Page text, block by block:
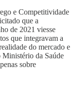
e Competitividade
que a
de 2021 viesse
que integravam a
do mercado e
Ministério da Saúde
sobre